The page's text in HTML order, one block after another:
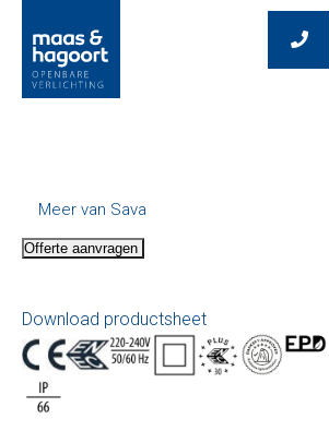
Meer van Sava
Offerte aanvragen
Download productsheet